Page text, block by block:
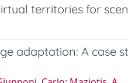
territories for
adaptation: A case